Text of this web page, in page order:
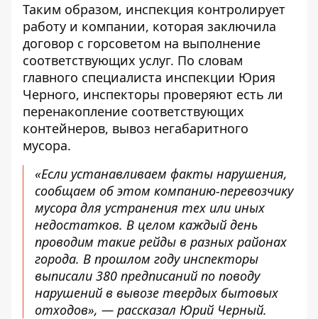
Таким образом, инспекция контролирует
работу и компании, которая заключила
договор с горсоветом на выполнение
соответствующих услуг. По словам
главного специалиста инспекции Юрия
Черного, инспекторы проверяют есть ли
перенакопление соответствующих
контейнеров, вывоз негабаритного
мусора.
«Если устанавливаем факты нарушения,
сообщаем об этом компанию-перевозчику
мусора для устранения тех или иных
недостатков. В целом каждый день
проводим такие рейды в разных районах
города. В прошлом году инспекторы
выписали 380 предписаний по поводу
нарушений в вывозе твердых бытовых
отходов», — рассказал Юрий Черный.